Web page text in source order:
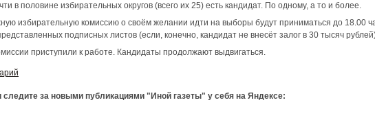
в половине избирательных округов (всего их 25) есть кандидат. По одному, а то и более.
избирательную комиссию о своём желании идти на выборы будут приниматься до 18.00
подписных листов (если, конечно, кандидат не внесёт залог в 30 тысяч
приступили к работе. Кандидаты продолжают выдвигаться.
следите за новыми публикациями "Иной газеты" у себя на Яндексе: